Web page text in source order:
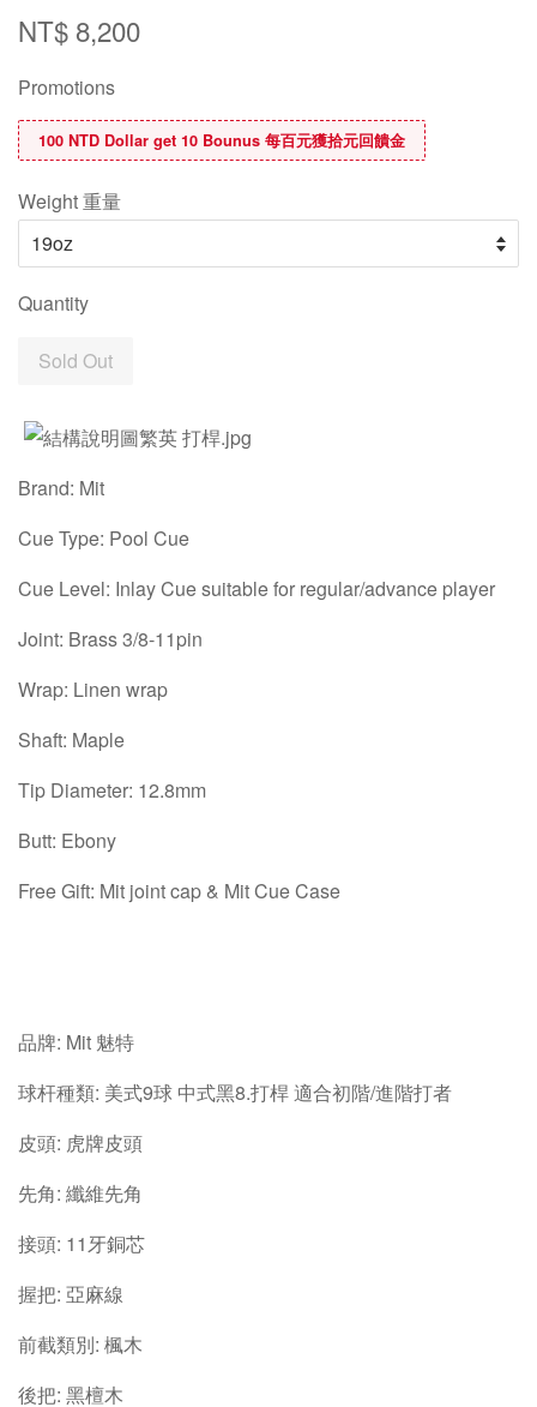
NT$ 8,200
Promotions
100 NTD Dollar get 10 Bounus 每百元獲拾元回饋金
Weight 重量
Quantity
Sold Out
Brand: Mit
Cue Type: Pool Cue
Cue Level: Inlay Cue suitable for regular/advance player
Joint: Brass 3/8-11pin
Wrap: Linen wrap
Shaft: Maple
Tip Diameter: 12.8mm
Butt: Ebony
Free Gift: Mit joint cap & Mit Cue Case
品牌: Mit 魅特
球杆種類: 美式9球 中式黑8.打桿 適合初階/進階打者
皮頭: 虎牌皮頭
先角: 纖維先角
接頭: 11牙銅芯
握把: 亞麻線
前截類別: 楓木
後把: 黑檀木